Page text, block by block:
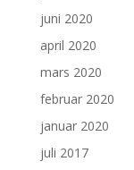
juni 2020
april 2020
mars 2020
februar 2020
januar 2020
juli 2017